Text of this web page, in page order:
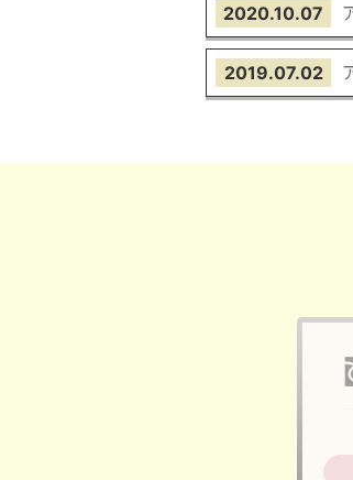
2020.10.07
2019.07.02